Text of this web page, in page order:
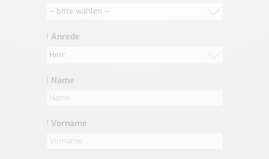
-- bitte wählen --
! Anrede
Herr
! Name
! Vorname